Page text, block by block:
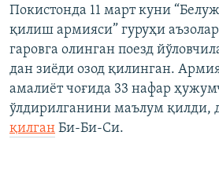
Покистонда 11 март куни
қилиш армияси” гуруҳи
гаровга олинган поезд
дан зиёди озод қилинган.
амалиёт чоғида 33 нафар
ўлдирилганини маълум қилди,
қилган Би-Би-Си.